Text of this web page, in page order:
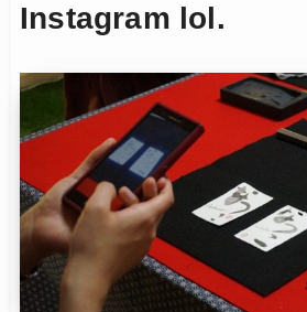
Instagram lol.